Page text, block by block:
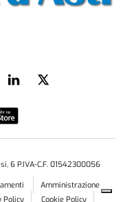
6 P.IVA-C.F. 01542300056
Amministrazione
Policy Cookie Policy